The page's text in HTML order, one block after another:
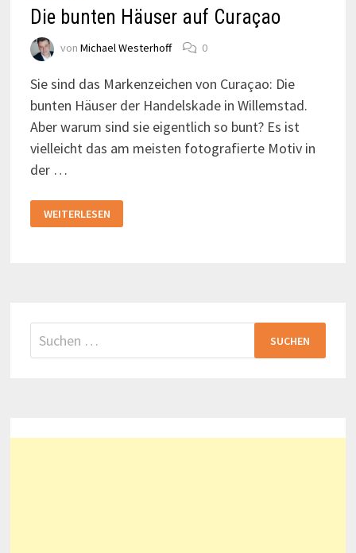
Die bunten Häuser auf Curaçao
von Michael Westerhoff 0
Sie sind das Markenzeichen von Curaçao: Die
bunten Häuser der Handelskade in Willemstad.
Aber warum sind sie eigentlich so bunt? Es ist
vielleicht das am meisten fotografierte Motiv in
der …
BUNTEN
HÄUSER
WEITERLESEN
Suchen
nach: